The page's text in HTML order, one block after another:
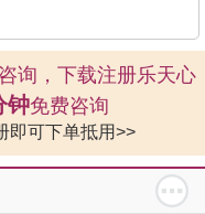
询，下载注册乐天心
钟免费咨询
即可下单抵用>>